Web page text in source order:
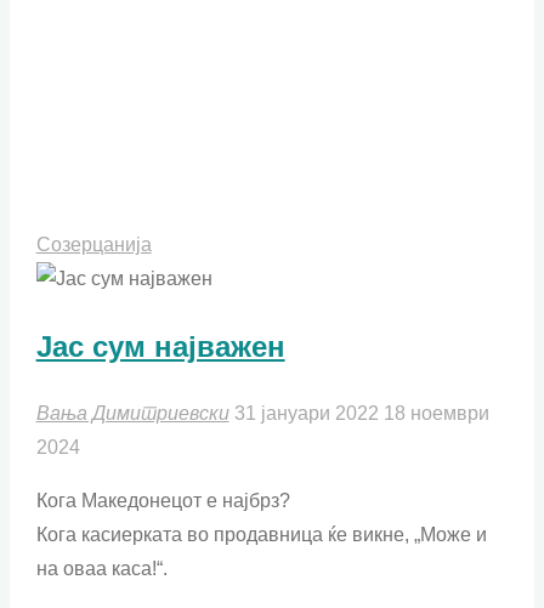
Созерцанија
Јас сум најважен
Вања Димитриевски 31 јануари 2022 18 ноември
2024
Кога Македонецот е најбрз?
Кога касиерката во продавница ќе викне, „Може и
на оваа каса!“.